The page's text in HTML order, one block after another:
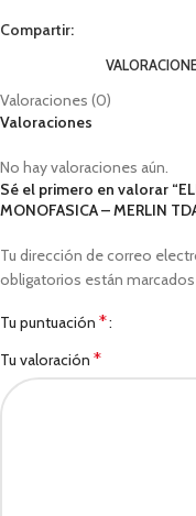
Compartir:
Valoraciones (0)
Valoraciones
No hay valoraciones aún.
Sé el primero en valorar
MONOFASICA – MERLIN
Tu dirección de correo
obligatorios están
Tu puntuación *
Tu valoración *